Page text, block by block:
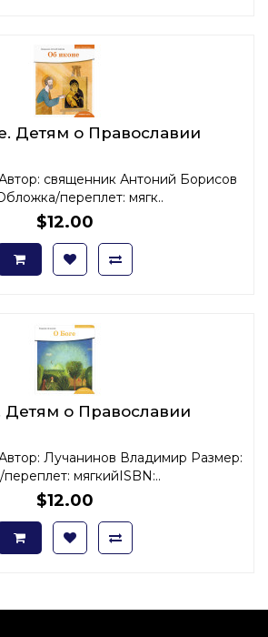
Детям о Православии
священник Антоний Борисов
переплет: мягк..
$12.00
Детям о Православии
Лучанинов Владимир Размер:
мягкийISBN:..
$12.00